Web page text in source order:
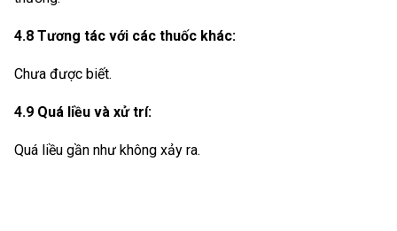
4.8 Tương tác với các thuốc khác:
Chưa được biết.
4.9 Quá liều và xử trí:
Quá liều gần như không xảy ra.